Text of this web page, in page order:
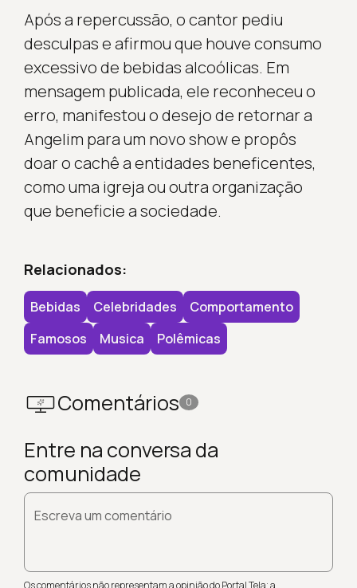
Após a repercussão, o cantor pediu
desculpas e afirmou que houve consumo
excessivo de bebidas alcoólicas. Em
mensagem publicada, ele reconheceu o
erro, manifestou o desejo de retornar a
Angelim para um novo show e propôs
doar o cachê a entidades beneficentes,
como uma igreja ou outra organização
que beneficie a sociedade.
Relacionados:
Bebidas Celebridades
Comportamento
Famosos
Musica Polêmicas
Comentários 0
Entre na conversa da
comunidade
Escreva um comentário
Os comentários não representam a opinião do Portal Tela; a